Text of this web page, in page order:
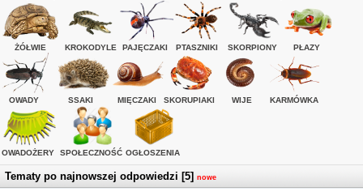
ŻÓŁWIE KROKODYLE PAJĘCZAKI PTASZNIKI SKORPIONY PŁAZY
OWADY SSAKI MIĘCZAKI SKORUPIAKI WIJE KARMÓWKA
OWADOŻERY SPOŁECZNOŚĆ OGŁOSZENIA
Tematy po najnowszej odpowiedzi [5] nowe